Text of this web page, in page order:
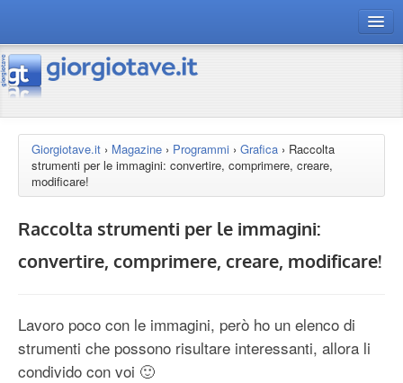
connect gt
risorse
Chi siamo
Giorgiotave.it › Magazine › Programmi › Grafica › Raccolta
strumenti per le immagini: convertire, comprimere, creare,
modificare!
Raccolta strumenti per le immagini:
convertire, comprimere, creare, modificare!
Lavoro poco con le immagini, però ho un elenco di
strumenti che possono risultare interessanti, allora li
condivido con voi 🙂